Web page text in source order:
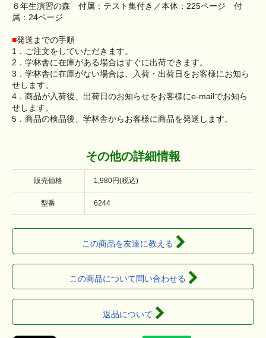
６年生演習の森 付属：テスト集付き／本体：225ページ 付
属：24ページ
■発送までの手順
1．ご注文をしていただきます。
2．学林舎に在庫がある場合はすぐに出荷できます。
3．学林舎に在庫がない場合は、入荷・出荷日をお客様にお知ら
せします。
4．商品が入荷後、出荷日のお知らせをお客様にe-mailでお知ら
せします。
5．商品の検品後、学林舎からお客様に商品を発送します。
その他の詳細情報
販売価格 1,980円(税込)
型番 6244
この商品を友達に教える
この商品について問い合わせる
返品について